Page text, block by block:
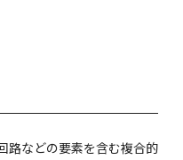
回路などの要素を含む複合的